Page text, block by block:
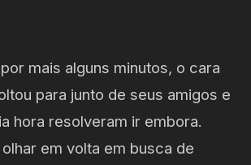
mais alguns minutos, o cara
para junto de seus amigos e
hora resolveram ir embora.
em volta em busca de